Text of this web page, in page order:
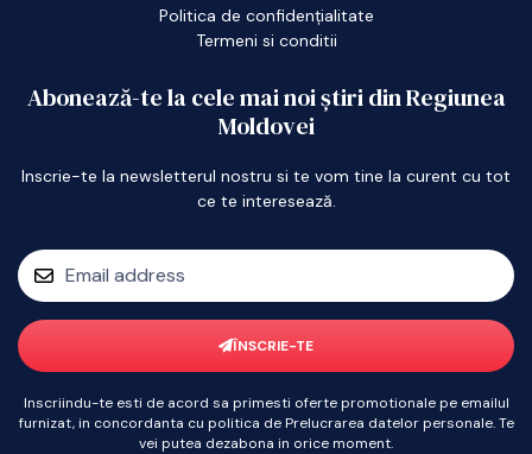
Politica de confidențialitate
Termeni si conditii
Abonează-te la cele mai noi știri din Regiunea
Moldovei
Inscrie-te la newsletterul nostru si te vom tine la curent cu tot
ce te interesează.
ÎNSCRIE-TE
Inscriindu-te esti de acord sa primesti oferte promotionale pe emailul
furnizat, in concordanta cu politica de Prelucrarea datelor personale. Te
vei putea dezabona in orice moment.